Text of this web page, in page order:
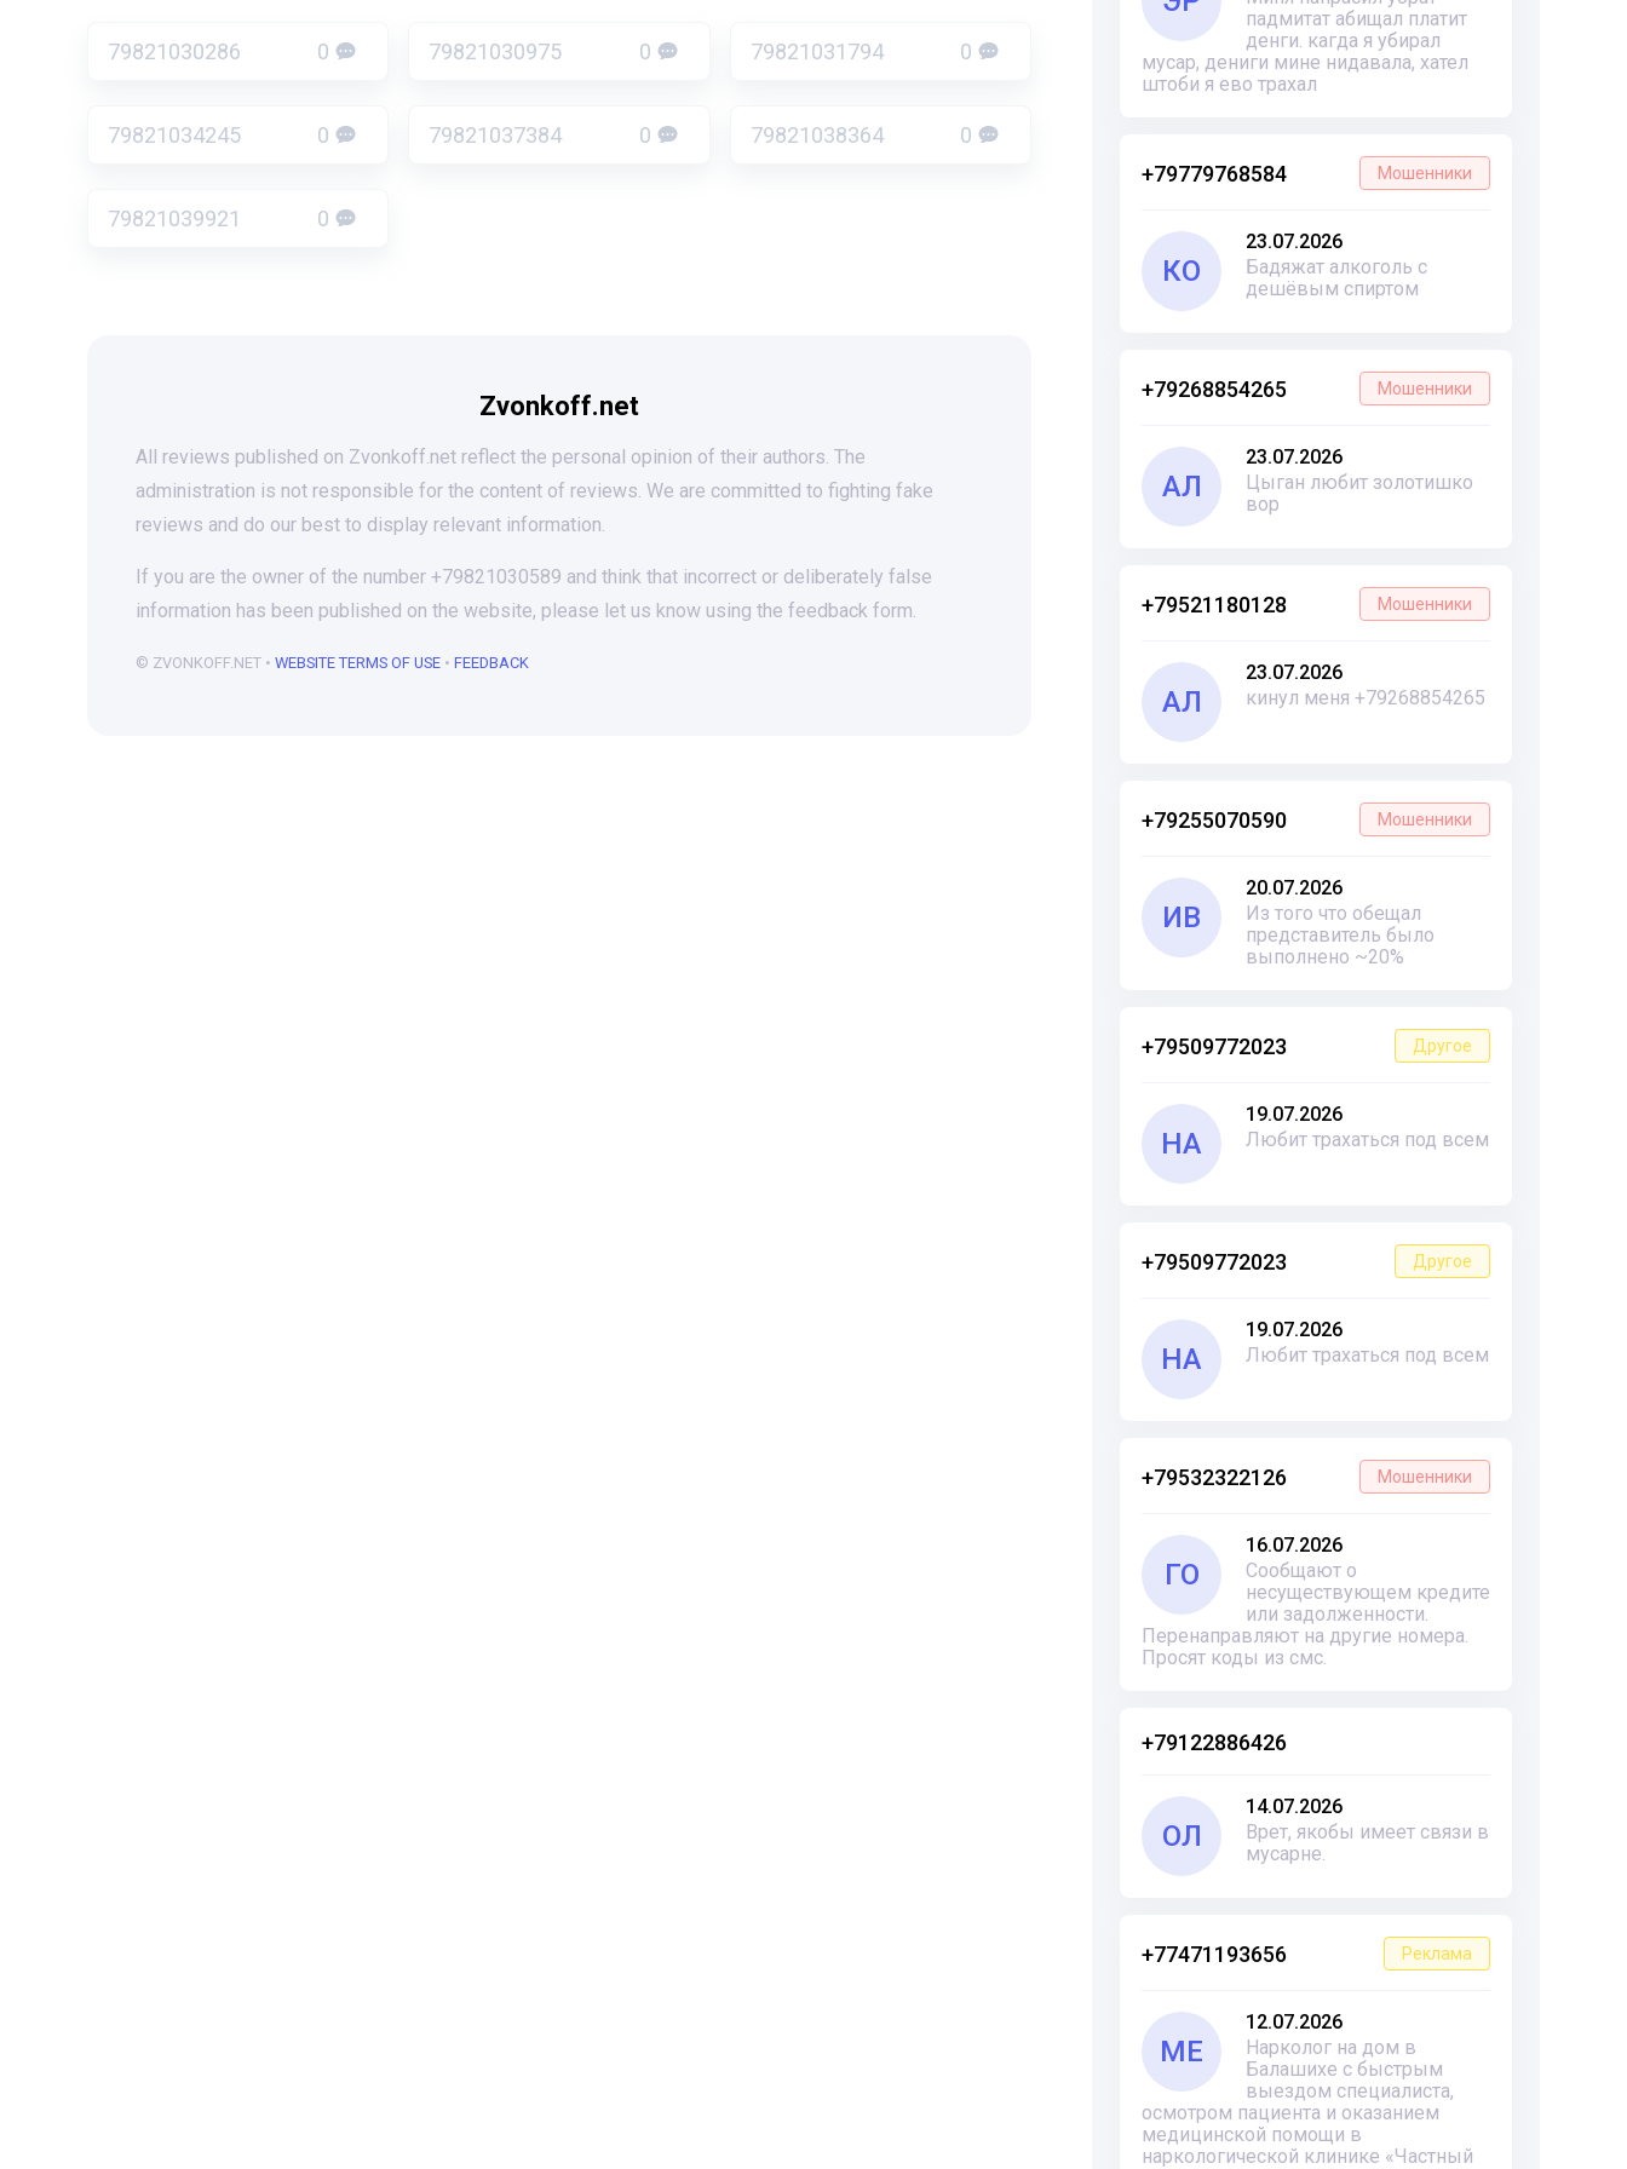
падмитат абищал платит
денги. кагда я убирал
мусар, дениги мине нидавала, хател
штоби я ево трахал
+79779768584 Мошенники
КО
23.07.2026
Бадяжат алкоголь с
дешёвым спиртом
+79268854265 Мошенники
АЛ
23.07.2026
Цыган любит золотишко
вор
+79521180128 Мошенники
АЛ
23.07.2026
кинул меня +79268854265
+79255070590 Мошенники
ИВ
20.07.2026
Из того что обещал
представитель было
выполнено ~20%
+79509772023 Другое
НА
19.07.2026
Любит трахаться под всем
+79509772023 Другое
НА
19.07.2026
Любит трахаться под всем
+79532322126 Мошенники
ГО
16.07.2026
Сообщают о
несуществующем кредите
или задолженности.
Перенаправляют на другие номера.
Просят коды из смс.
+79122886426
ОЛ
14.07.2026
Врет, якобы имеет связи в
мусарне.
+77471193656 Реклама
ME
12.07.2026
Нарколог на дом в
Балашихе с быстрым
выездом специалиста,
осмотром пациента и оказанием
медицинской помощи в
наркологической клинике «Частный
79821030286 0 79821030975 0 79821031794 0
79821034245 0 79821037384 0 79821038364 0
79821039921 0
Zvonkoff.net
All reviews published on Zvonkoff.net reflect the personal opinion of their authors. The
administration is not responsible for the content of reviews. We are committed to fighting fake
reviews and do our best to display relevant information.
If you are the owner of the number +79821030589 and think that incorrect or deliberately false
information has been published on the website, please let us know using the feedback form.
© ZVONKOFF.NET • WEBSITE TERMS OF USE • FEEDBACK